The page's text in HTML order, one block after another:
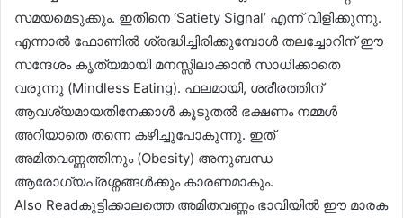
സമയമെടുക്കും. ഇതിനെ ‘Satiety Signal’ എന്ന് വിളിക്കുന്നു.
എന്നാൽ ഫോണിൽ ശ്രദ്ധിച്ചിരിക്കുമ്പോൾ തലച്ചോറിന് ഈ
സന്ദേശം കൃത്യമായി മനസ്സിലാക്കാൻ സാധിക്കാതെ
വരുന്നു (Mindless Eating). ഫലമായി, ശരീരത്തിന്
ആവശ്യമായതിനേക്കാൾ കൂടുതൽ ഭക്ഷണം നമ്മൾ
അറിയാതെ തന്നെ കഴിച്ചുപോകുന്നു. ഇത്
അമിതവണ്ണത്തിനും (Obesity) അനുബന്ധ
ആരോഗ്യപ്രശ്നങ്ങൾക്കും കാരണമാകും.
Also Readകുട്ടിക്കാലത്തെ അമിതവണ്ണം ഭാവിയിൽ ഈ മാരക